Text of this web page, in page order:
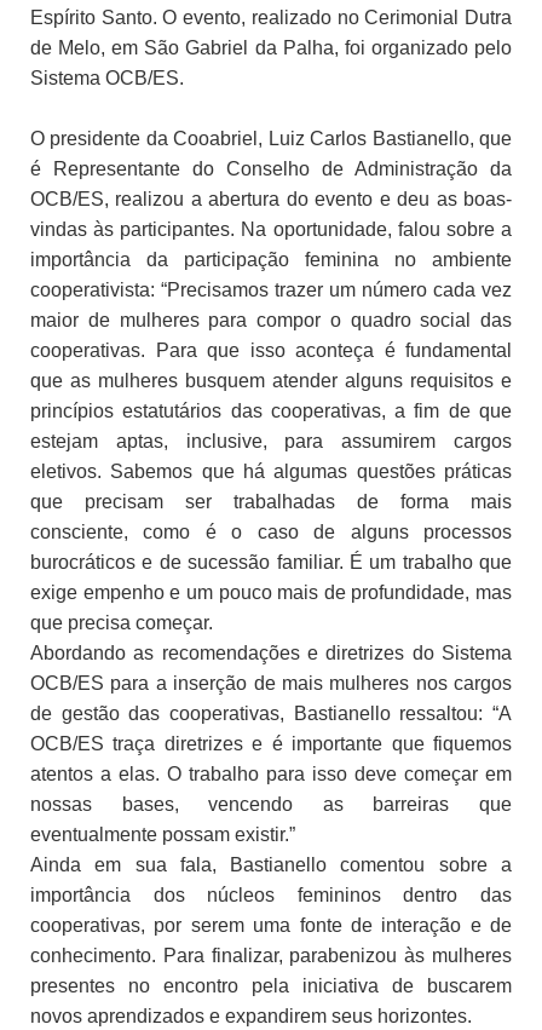
Espírito Santo. O evento, realizado no Cerimonial Dutra
de Melo, em São Gabriel da Palha, foi organizado pelo
Sistema OCB/ES.
O presidente da Cooabriel, Luiz Carlos Bastianello, que
é Representante do Conselho de Administração da
OCB/ES, realizou a abertura do evento e deu as boas-
vindas às participantes. Na oportunidade, falou sobre a
importância da participação feminina no ambiente
cooperativista: “Precisamos trazer um número cada vez
maior de mulheres para compor o quadro social das
cooperativas. Para que isso aconteça é fundamental
que as mulheres busquem atender alguns requisitos e
princípios estatutários das cooperativas, a fim de que
estejam aptas, inclusive, para assumirem cargos
eletivos. Sabemos que há algumas questões práticas
que precisam ser trabalhadas de forma mais
consciente, como é o caso de alguns processos
burocráticos e de sucessão familiar. É um trabalho que
exige empenho e um pouco mais de profundidade, mas
que precisa começar.
Abordando as recomendações e diretrizes do Sistema
OCB/ES para a inserção de mais mulheres nos cargos
de gestão das cooperativas, Bastianello ressaltou: “A
OCB/ES traça diretrizes e é importante que fiquemos
atentos a elas. O trabalho para isso deve começar em
nossas bases, vencendo as barreiras que
eventualmente possam existir.”
Ainda em sua fala, Bastianello comentou sobre a
importância dos núcleos femininos dentro das
cooperativas, por serem uma fonte de interação e de
conhecimento. Para finalizar, parabenizou às mulheres
presentes no encontro pela iniciativa de buscarem
novos aprendizados e expandirem seus horizontes.